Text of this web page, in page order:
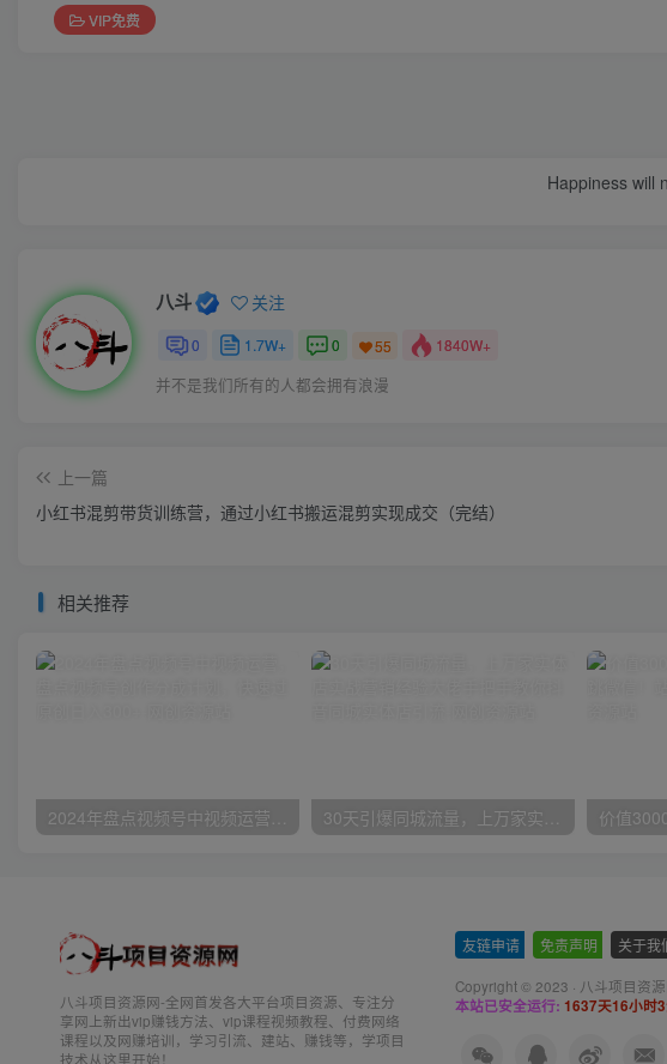
VIP免费
Happiness will
八斗 关注
0 1.7W+ 0 55 1840W+
并不是我们所有的人都会拥有浪漫
上一篇
小红书混剪带货训练营，通过小红书搬运混剪实现成交（完结）
相关推荐
2024年盘点视频号中视频运营，盘点视频号创作分成计划，快速过原创日入300+ 30天引爆同城流量，上万家实体店实战营销经验大佬手把手教你抖音同城实体店引流
八斗项目资源网-全网首发各大平台项目资源、专注分
享网上新出vip赚钱方法、vip课程视频教程、付费网络
课程以及网赚培训，学习引流、建站、赚钱等，学项目
技术从这里开始！
友链申请 免责声明 关于我
Copyright © 2023 · 八斗项目资
本站已安全运行: 1637天16小时